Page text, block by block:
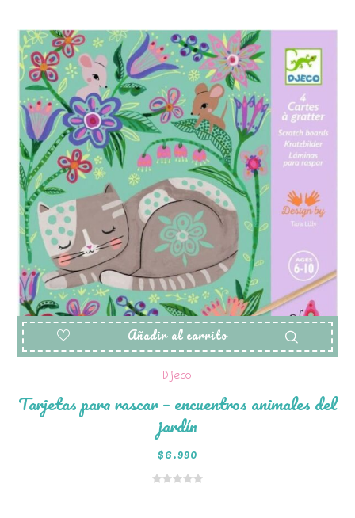
Añadir al carrito
Djeco
Tarjetas para rascar – encuentros animales del
jardín
$6.990